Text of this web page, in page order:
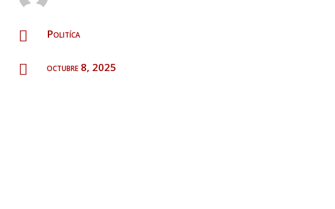
 Politíca
 octubre 8, 2025